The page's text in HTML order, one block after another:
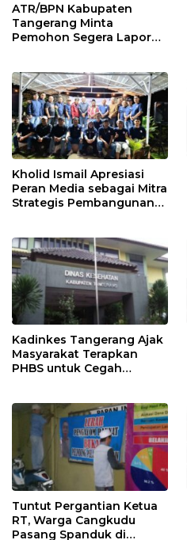
ATR/BPN Kabupaten
Tangerang Minta
Pemohon Segera Lapor
Kholid Ismail Apresiasi
Peran Media sebagai Mitra
Strategis Pembangunan
Kadinkes Tangerang Ajak
Masyarakat Terapkan
PHBS untuk Cegah
Tuntut Pergantian Ketua
RT, Warga Cangkudu
Pasang Spanduk di